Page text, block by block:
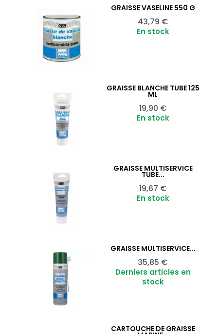
Ajouter au panier
GRAISSE VASELINE 550 G
Prix
43,79 €
En stock
Ajouter au panier
GRAISSE BLANCHE TUBE 125
ML
Prix
19,90 €
En stock
Ajouter au panier
GRAISSE MULTISERVICE
TUBE...
Prix
19,67 €
En stock
Ajouter au panier
GRAISSE MULTISERVICE...
Prix
35,85 €
Derniers articles en
stock
CARTOUCHE DE GRAISSE